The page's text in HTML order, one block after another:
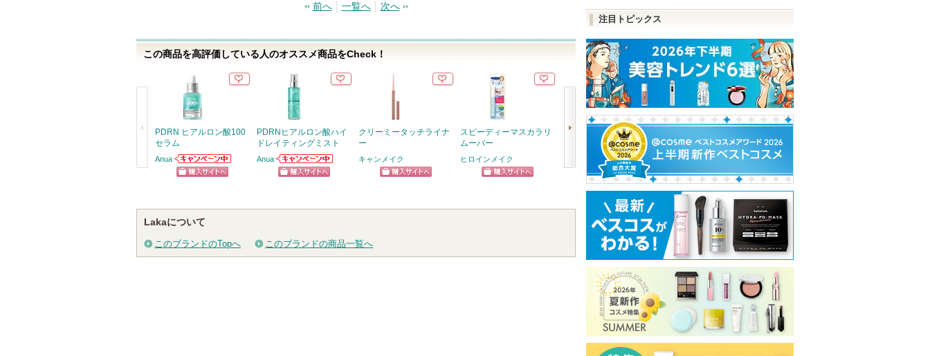
前へ 一覧へ 次へ
この商品を高評価している人のオススメ商品をCheck！
PDRN ヒアルロン酸100
セラム
Anua
Anuaからのお知
らせがあります
PDRNヒアルロン酸ハイ
ドレイティングミスト
Anua
Anuaからのお知
らせがあります
クリーミータッチライナ
ー
キャンメイク
スピーディーマスカラリ
ムーバー
ヒロインメイク
フィー 3Dボリューミン
fwee(フィー)
ショッピン
グサイトへ
オイル アロマタイプ リ
フレシングシトラスの香
アテニア
アテニアからの
お知らせがあり
ます
ショッピン
グサイトへ
セラムマスク
Anua
らせがあります
ショッピン
Lakaについて
このブランドのTopへ このブランドの商品一覧へ
注目トピックス